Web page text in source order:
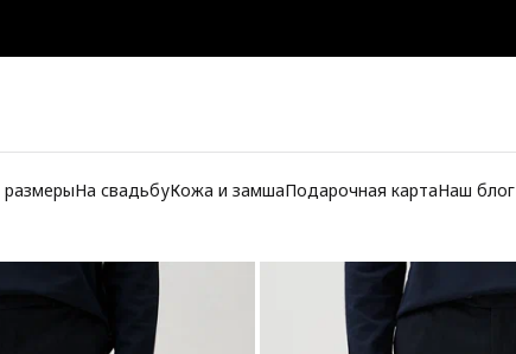
На свадьбуКожа и замшаПодарочная картаНаш блог